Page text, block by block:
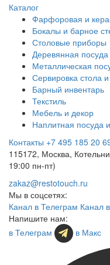
Каталог
Фарфоровая и
Бокалы и барное
Столовые приборы
Деревянная посуда
Металлическая
Сервировка стола
Барный инвентарь
Текстиль
Мебель и декор
Наплитная посуда
Контакты +7 495 185 20
115172, Москва,
19:00 пн-пт)
zakaz@restotouch.ru
Мы в соцсетях:
Канал в Телеграм Канал
Напишите нам:
в Телеграм
в Макс